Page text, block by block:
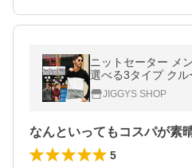
ニットセーター メ
選べる3タイプ クル
ルネック 長袖 無地
秋服JIGGYS SHOP
5